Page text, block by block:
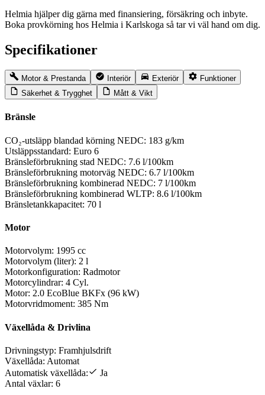
Helmia hjälper dig gärna med finansiering, försäkring och inbyte.
Boka provkörning hos Helmia i Karlskoga så tar vi väl hand om dig.
Specifikationer
Motor & Prestanda Interiör Exteriör
Funktioner
Säkerhet & Trygghet
Mått & Vikt
Bränsle
CO₂-utsläpp blandad körning NEDC: 183 g/km
Utsläppsstandard: Euro 6
Bränsleförbrukning stad NEDC: 7.6 l/100km
Bränsleförbrukning motorväg NEDC: 6.7 l/100km
Bränsleförbrukning kombinerad NEDC: 7 l/100km
Bränsleförbrukning kombinerad WLTP: 8.6 l/100km
Bränsletankkapacitet: 70 l
Motor
Motorvolym: 1995 cc
Motorvolym (liter): 2 l
Motorkonfiguration: Radmotor
Motorcylindrar: 4 Cyl.
Motor: 2.0 EcoBlue BKFx (96 kW)
Motorvridmoment: 385 Nm
Växellåda & Drivlina
Drivningstyp: Framhjulsdrift
Växellåda: Automat
Automatisk växellåda:
Ja
Antal växlar: 6